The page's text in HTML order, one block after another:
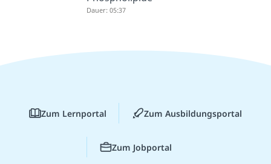
Dauer: 05:37
Zum Lernportal Zum Ausbildungsportal
Zum Jobportal